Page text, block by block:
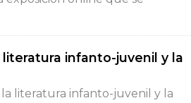
infanto-juvenil y la
literatura infanto-juvenil y la